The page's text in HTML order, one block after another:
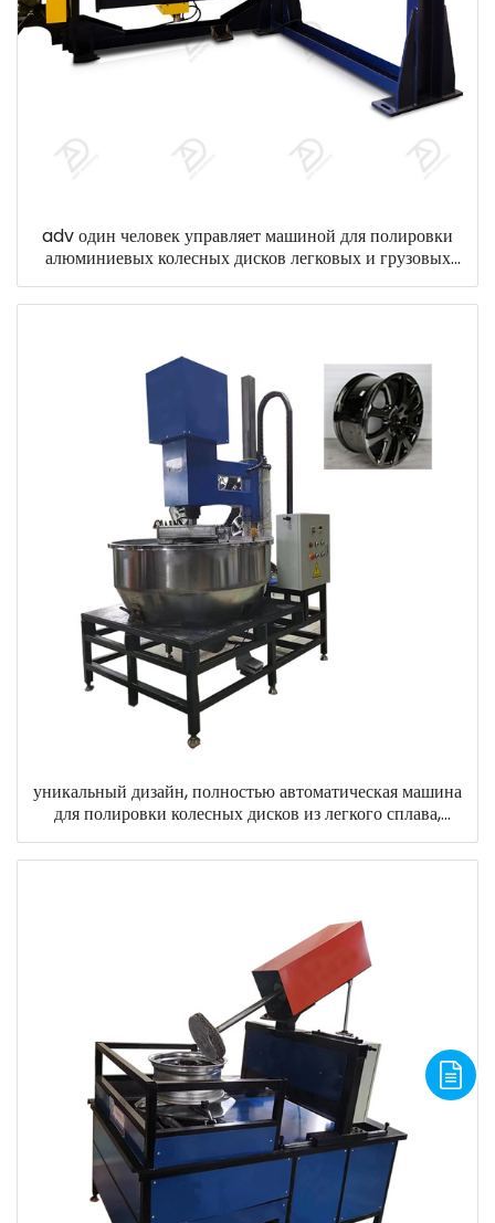
adv один человек управляет машиной для полировки
алюминиевых колесных дисков легковых и грузовых
автомобилей
уникальный дизайн, полностью автоматическая машина
для полировки колесных дисков из легкого сплава,
автомобильная ступица